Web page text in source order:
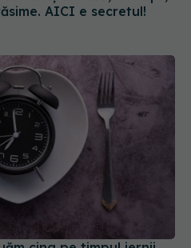
cina pe timpul iernii